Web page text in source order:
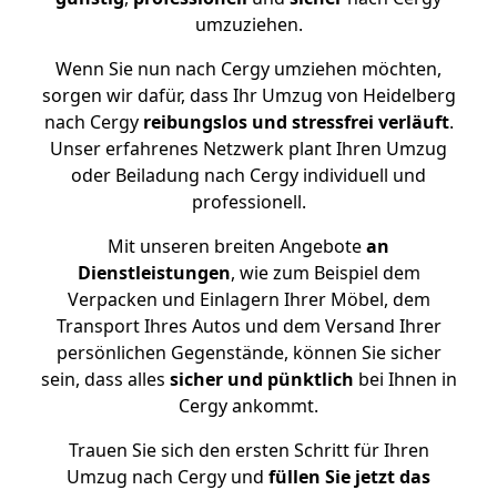
umzuziehen.
Wenn Sie nun nach Cergy umziehen möchten,
sorgen wir dafür, dass Ihr Umzug von Heidelberg
nach Cergy reibungslos und stressfrei verläuft.
Unser erfahrenes Netzwerk plant Ihren Umzug
oder Beiladung nach Cergy individuell und
professionell.
Mit unseren breiten Angebotean
Dienstleistungen, wie zum Beispiel dem
Verpacken und Einlagern Ihrer Möbel, dem
Transport Ihres Autos und dem Versand Ihrer
persönlichen Gegenstände, können Sie sicher
sein, dass alles sicher und pünktlich bei Ihnen in
Cergy ankommt.
Trauen Sie sich den ersten Schritt für Ihren
Umzug nach Cergy und füllen Sie jetzt das